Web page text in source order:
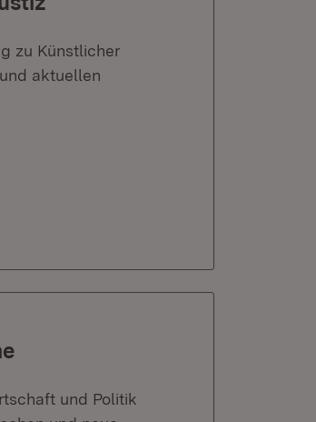
zu Künstlicher
aktuellen
und Politik